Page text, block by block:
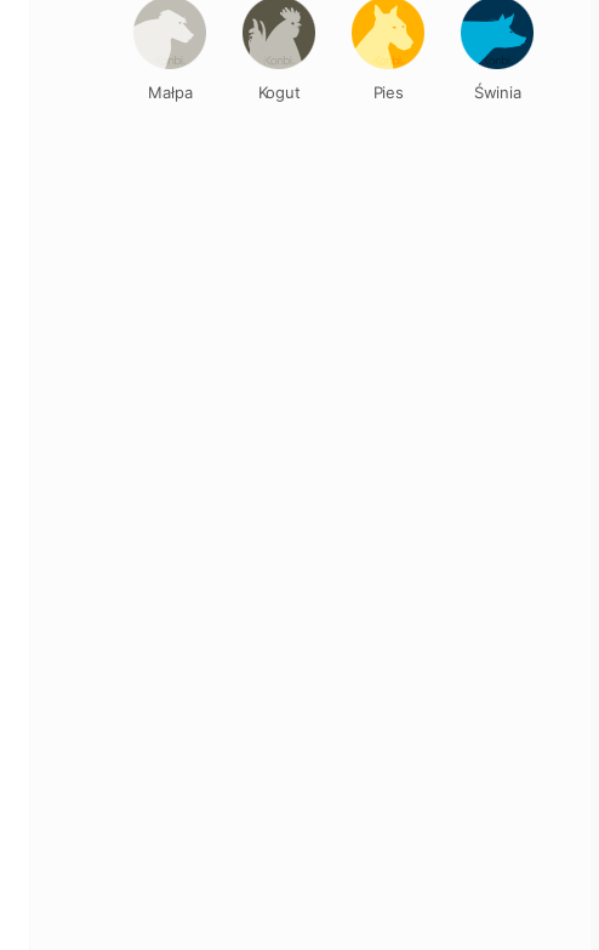
Małpa Kogut Pies Świnia